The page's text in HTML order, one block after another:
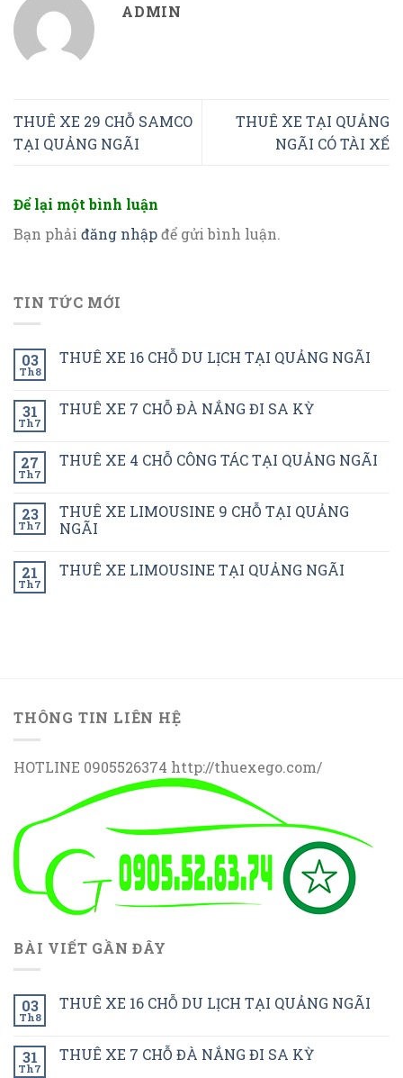
ADMIN
THUÊ XE 29 CHỖ SAMCO
TẠI QUẢNG NGÃI
THUÊ XE TẠI QUẢNG
NGÃI CÓ TÀI XẾ
Để lại một bình luận
Bạn phải đăng nhậpđể gửi bình luận.
TIN TỨC MỚI
03
Th8
THUÊ XE 16 CHỖ DU LỊCH TẠI QUẢNG NGÃI
31
Th7
THUÊ XE 7 CHỖ ĐÀ NẮNG ĐI SA KỲ
27
Th7
THUÊ XE 4 CHỖ CÔNG TÁC TẠI QUẢNG NGÃI
23
Th7
THUÊ XE LIMOUSINE 9 CHỖ TẠI QUẢNG
NGÃI
21
Th7
THUÊ XE LIMOUSINE TẠI QUẢNG NGÃI
THÔNG TIN LIÊN HỆ
HOTLINE 0905526374 http://thuexego.com/
BÀI VIẾT GẦN ĐÂY
03
Th8
THUÊ XE 16 CHỖ DU LỊCH TẠI QUẢNG NGÃI
31
Th7
THUÊ XE 7 CHỖ ĐÀ NẮNG ĐI SA KỲ